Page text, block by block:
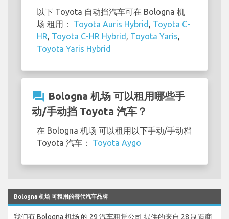
以下 Toyota 自动挡汽车可在 Bologna 机
场 租用： Toyota Auris Hybrid
Toyota C-
HR Toyota C-HR Hybrid Toyota Yaris
Toyota Yaris Hybrid
question_answer Bologna 机场 可以租用哪些手
动/手动挡 Toyota 汽车？
在 Bologna 机场 可以租用以下手动/手动档
Toyota 汽车： Toyota Aygo
Bologna 机场 可租用的替代汽车品牌
我们有 Bologna 机场 的 29 汽车租赁公司 提供的来自 28 制造商